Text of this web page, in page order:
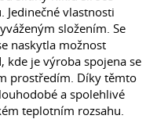
vlastnosti
složením. Se
naskytla možnost
je výroba spojena se
prostředím. Díky těmto
a spolehlivé
teplotním rozsahu.